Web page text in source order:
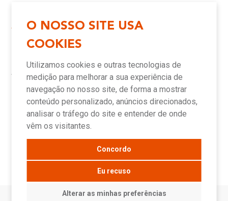
O NOSSO SITE USA
COOKIES
Utilizamos cookies e outras tecnologias de
medição para melhorar a sua experiência de
navegação no nosso site, de forma a mostrar
conteúdo personalizado, anúncios direcionados,
analisar o tráfego do site e entender de onde
vêm os visitantes.
Concordo
Eu recuso
Alterar as minhas preferências
Atendimento e Suporte
Downloads
Assistência Técnica Meber
Canais de Atendimento
Onde Encontrar
Televendas
Representantes
Assistências Técnicas e
Autorizadas
Novidades